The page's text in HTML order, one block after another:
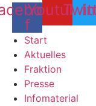
f
Youtube
Start
Aktuelles
Fraktion
Presse
Infomaterial